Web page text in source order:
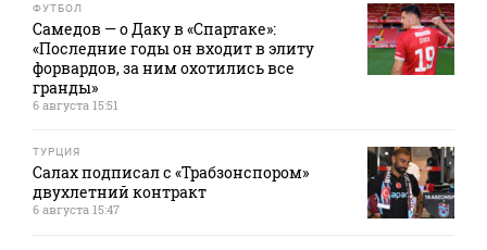
ФУТБОЛ
Самедов — о Даку в «Спартаке»:
«Последние годы он входит в элиту
форвардов, за ним охотились все
гранды»
6 августа 15:51
ТУРЦИЯ
Салах подписал с «Трабзонспором»
двухлетний контракт
6 августа 15:47